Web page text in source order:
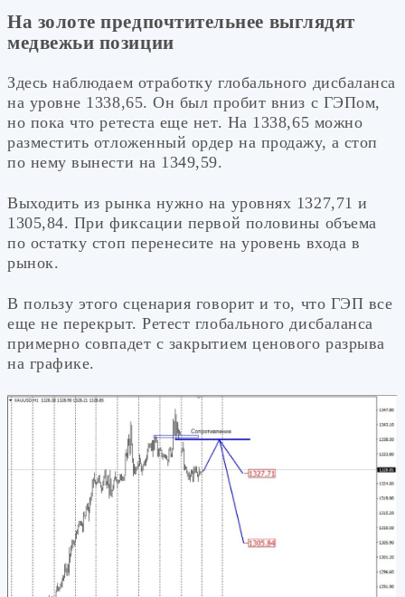
На золоте предпочтительнее выглядят
медвежьи позиции
Здесь наблюдаем отработку глобального дисбаланса
на уровне 1338,65. Он был пробит вниз с ГЭПом,
но пока что ретеста еще нет. На 1338,65 можно
разместить отложенный ордер на продажу, а стоп
по нему вынести на 1349,59.
Выходить из рынка нужно на уровнях 1327,71 и
1305,84. При фиксации первой половины объема
по остатку стоп перенесите на уровень входа в
рынок.
В пользу этого сценария говорит и то, что ГЭП все
еще не перекрыт. Ретест глобального дисбаланса
примерно совпадет с закрытием ценового разрыва
на графике.